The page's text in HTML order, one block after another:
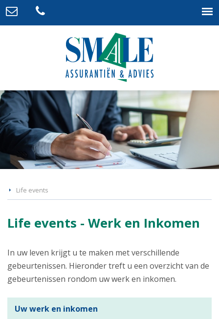
Life events
Life events - Werk en Inkomen
In uw leven krijgt u te maken met verschillende
gebeurtenissen. Hieronder treft u een overzicht van de
gebeurtenissen rondom uw werk en inkomen.
Uw werk en inkomen